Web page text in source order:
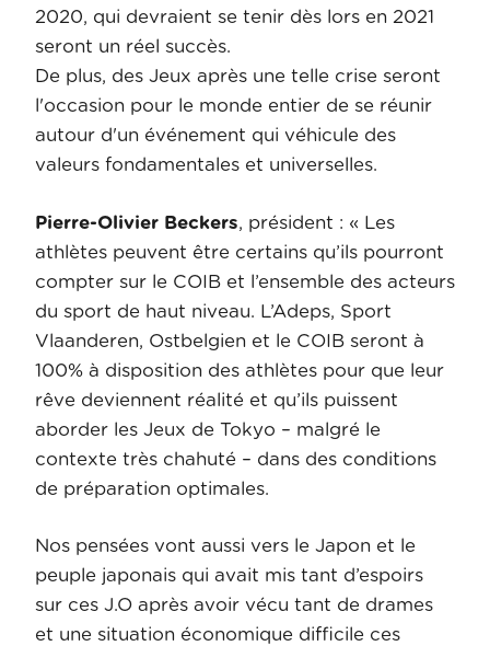
2020, qui devraient se tenir dès lors en 2021
seront un réel succès.
De plus, des Jeux après une telle crise seront
l'occasion pour le monde entier de se réunir
autour d'un événement qui véhicule des
valeurs fondamentales et universelles.
Pierre-Olivier Beckers, président : « Les
athlètes peuvent être certains qu’ils pourront
compter sur le COIB et l’ensemble des acteurs
du sport de haut niveau. L’Adeps, Sport
Vlaanderen, Ostbelgien et le COIB seront à
100% à disposition des athlètes pour que leur
rêve deviennent réalité et qu’ils puissent
aborder les Jeux de Tokyo – malgré le
contexte très chahuté – dans des conditions
de préparation optimales.
Nos pensées vont aussi vers le Japon et le
peuple japonais qui avait mis tant d’espoirs
sur ces J.O après avoir vécu tant de drames
et une situation économique difficile ces